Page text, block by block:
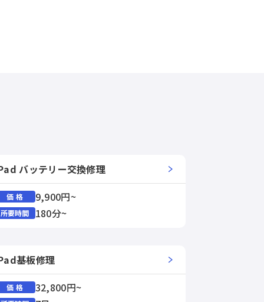
バッテリー交換修理
価 格 9,900円~
所要時間 180分~
基板修理
価 格 32,800円~